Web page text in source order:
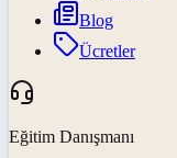
Blog
Ücretler
Eğitim Danışmanı